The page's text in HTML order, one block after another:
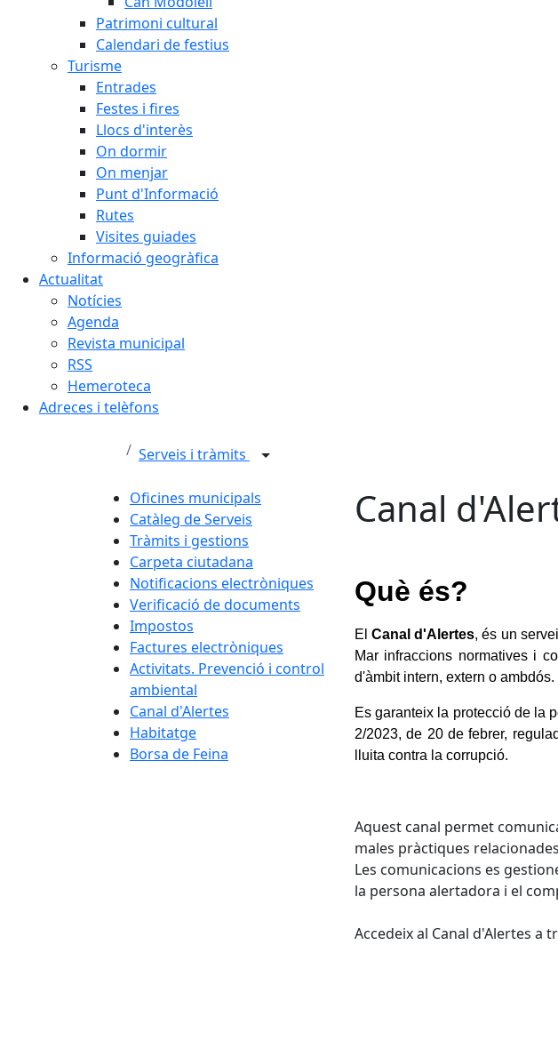
Patrimoni cultural
Calendari de festius
Turisme
Entrades
Festes i fires
Llocs d'interès
On dormir
On menjar
Punt d'Informació
Rutes
Visites guiades
Informació geogràfica
Actualitat
Notícies
Agenda
Revista municipal
RSS
Hemeroteca
Adreces i telèfons
Serveis i tràmits
Oficines municipals
Catàleg de Serveis
Tràmits i gestions
Carpeta ciutadana
Notificacions electròniques
Verificació de documents
Impostos
Factures electròniques
Activitats. Prevenció i control
ambiental
Canal d'Alertes
Habitatge
Borsa de Feina
Canal
Què és?
El Canal d'Alertes, és un
Mar infraccions normatives i
d'àmbit intern, extern o ambdós.
Es garanteix la protecció de la
2/2023, de 20 de febrer,
lluita contra la corrupció.
Aquest canal permet
males pràctiques
Les comunicacions es
la persona alertadora i el
Accedeix al Canal d'Alertes a